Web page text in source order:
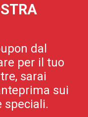
dal
per il tuo
sarai
sui
speciali.